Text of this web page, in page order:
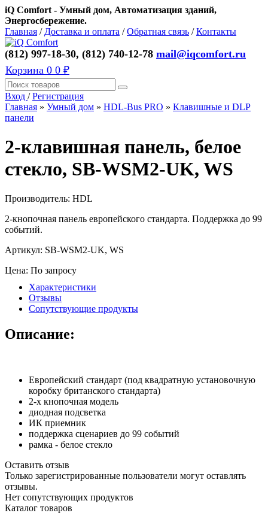
iQ Comfort - Умный дом, Автоматизация зданий,
Энергосбережение.
Главная / Доставка и оплата /Обратная связь /Контакты
(812) 997-18-30, (812) 740-12-78 mail@iqcomfort.ru
Корзина 0 0 ₽
Вход /Регистрация
Главная » Умный дом » HDL-Bus PRO » Клавишные и DLP
панели
2-клавишная панель, белое
стекло, SB-WSM2-UK, WS
Производитель: HDL
2-кнопочная панель европейского стандарта. Поддержка до 99
событий.
Артикул: SB-WSM2-UK, WS
Цена: По запросу
Характеристики
Отзывы
Сопутствующие продукты
Описание:
Европейский стандарт (под квадратную установочную
коробку британского стандарта)
2-х кнопочная модель
диодная подсветка
ИК приемник
поддержка сценариев до 99 событий
рамка - белое стекло
Оставить отзыв
Только зарегистрированные пользователи могут оставлять
отзывы.
Нет сопутствующих продуктов
Каталог товаров